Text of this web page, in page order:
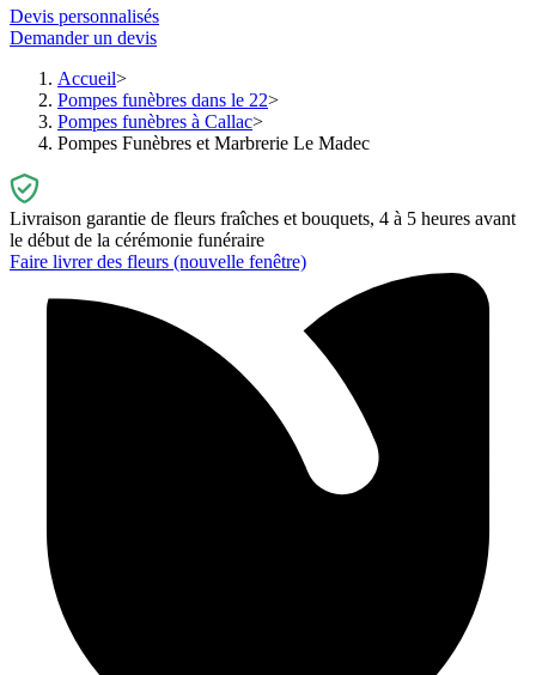
Devis personnalisés
Demander un devis
Accueil
Pompes funèbres dans le 22
Pompes funèbres à Callac
Pompes Funèbres et Marbrerie Le Madec
Livraison garantie de fleurs fraîches et bouquets, 4 à 5 heures avant
le début de la cérémonie funéraire
Faire livrer des fleurs (nouvelle fenêtre)